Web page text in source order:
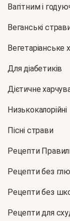
Вагітним і
Веганські
Вегетаріанське
Для діабетиків
Дієтичне
Низькокалорійні
Пісні страви
Рецепти
Рецепти без
Рецепти без
Рецепти для